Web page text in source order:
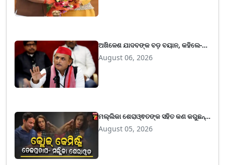
ଅଖିଳେଶ ଯାଦବଙ୍କ ବଡ଼ ବୟାନ, କହିଲେ-
EVM ସମାଲୋଚନାରୁ ଧ୍ୟାନ ହଟାଇବାକୁ
ବିଜେପି ହାରିଛି ଦତିୟା ଓ ବାଙ୍କୀପୁର
August 06, 2026
ମଲ୍ଲିକା ଶେରାଓ୍ଵତଙ୍କ ସହିତ କଣ କରୁଛନ୍ତି
ତେଜ ପ୍ରତାପ ଯାଦବ, ଲାଲୁଙ୍କ ପୁଅ
ଖେଳାଇଲେ ଚାଞ୍ଚଲ୍ୟ
August 05, 2026